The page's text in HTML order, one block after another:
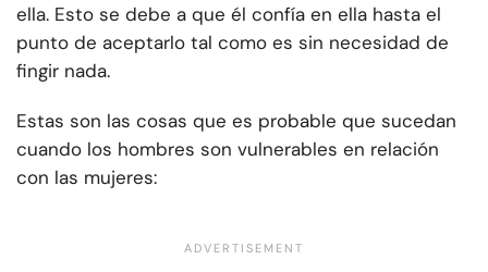
ella. Esto se debe a que él confía en ella hasta el
punto de aceptarlo tal como es sin necesidad de
fingir nada.
Estas son las cosas que es probable que sucedan
cuando los hombres son vulnerables en relación
con las mujeres: